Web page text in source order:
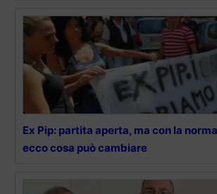
Ex Pip: partita aperta, ma con la
ecco cosa può cambiare